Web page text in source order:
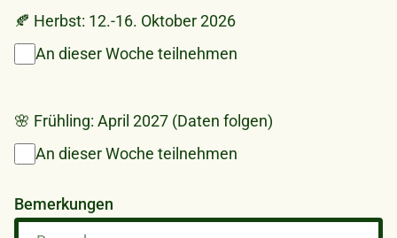
🍂 Herbst: 12.-16. Oktober 2026
An dieser Woche teilnehmen
🌸 Frühling: April 2027 (Daten folgen)
An dieser Woche teilnehmen
Bemerkungen